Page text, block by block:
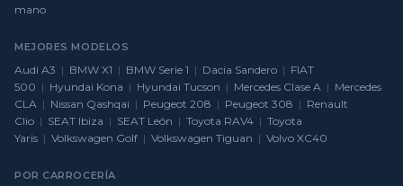
mano
MEJORES MODELOS
Audi A3 | BMW X1 | BMW Serie 1 | Dacia Sandero | FIAT
500 | Hyundai Kona | Hyundai Tucson | Mercedes Clase A | Mercedes
CLA | Nissan Qashqai | Peugeot 208 | Peugeot 308 | Renault
Clio | SEAT Ibiza | SEAT León | Toyota RAV4 | Toyota
Yaris | Volkswagen Golf | Volkswagen Tiguan | Volvo XC40
POR CARROCERÍA